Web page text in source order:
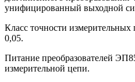
унифицированный выходной
Класс точности
0,05.
Питание преобразователей
измерительной цепи.